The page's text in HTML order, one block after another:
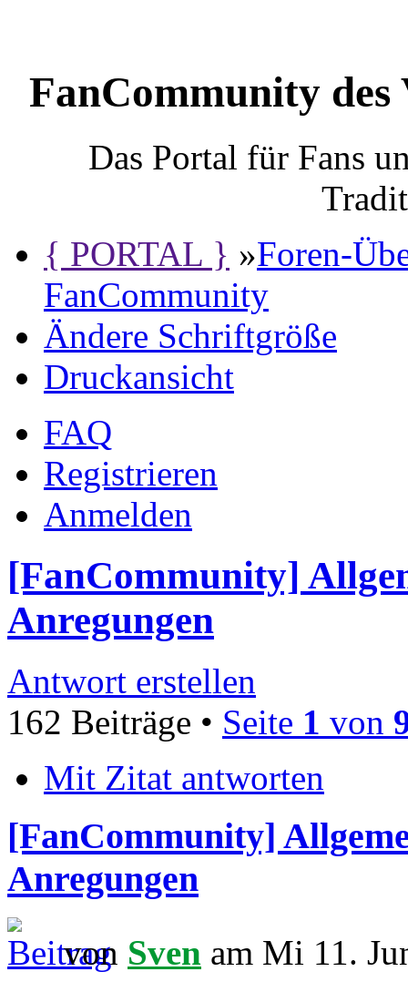
FanCommunity des
Das Portal für Fans
{ PORTAL } »Foren-
FanCommunity
Ändere Schriftgröße
Druckansicht
FAQ
Registrieren
Anmelden
[FanCommunity]
Anregungen
Antwort erstellen
162 Beiträge • Seite 1 von
Mit Zitat antworten
[FanCommunity]
Anregungen
von Sven am Mi 11.